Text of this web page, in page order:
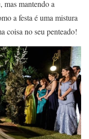
mas mantendo a
a festa é uma mistura
coisa no seu penteado!